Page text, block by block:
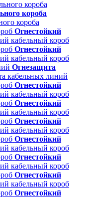
короба
короба
Огнестойкий
кабельный короб
Огнестойкий
кабельный короб
Огнезащита
кабельных линий
Огнестойкий
кабельный короб
Огнестойкий
кабельный короб
Огнестойкий
кабельный короб
Огнестойкий
кабельный короб
Огнестойкий
кабельный короб
Огнестойкий
кабельный короб
Огнестойкий